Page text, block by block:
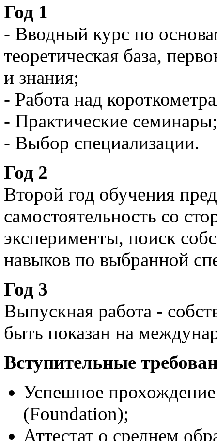
Год 1
- Вводный курс по
теоретическая база,
и знания;
- Работа над
- Практические семинары;
- Выбор специализации.
Год 2
Второй год обучения
самостоятельность со
эксперименты, поиск
навыков по выбранной
Год 3
Выпускная работа -
быть показан на
Вступительные
Успешное
(Foundation);
Аттестат о среднем